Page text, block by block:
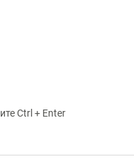
Ctrl + Enter